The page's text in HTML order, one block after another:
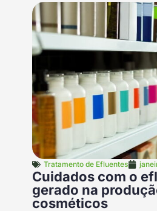
Tratamento de Efluentes
Cuidados com o
gerado na
cosméticos